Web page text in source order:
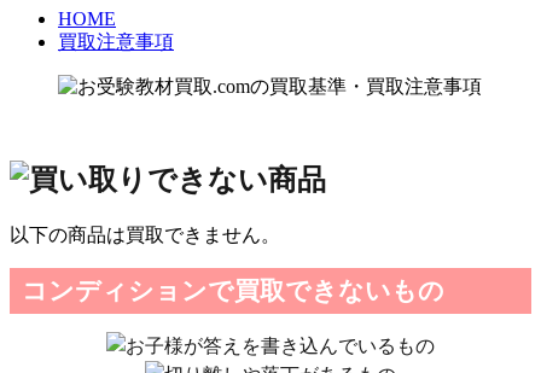
HOME
買取注意事項
以下の商品は買取できません。
コンディションで買取できないもの